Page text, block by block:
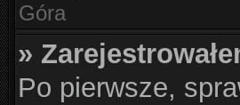
Góra
»
Po pierwsze,